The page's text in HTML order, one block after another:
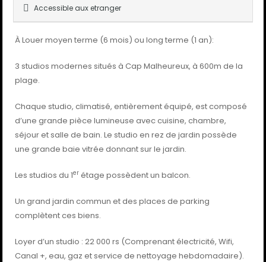
Accessible aux etranger
À Louer moyen terme (6 mois) ou long terme (1 an):
3 studios modernes situés à Cap Malheureux, à 600m de la
plage.
Chaque studio, climatisé, entièrement équipé, est composé
d’une grande pièce lumineuse avec cuisine, chambre,
séjour et salle de bain. Le studio en rez de jardin possède
une grande baie vitrée donnant sur le jardin.
Les studios du 1er étage possèdent un balcon.
Un grand jardin commun et des places de parking
complètent ces biens.
Loyer d’un studio : 22 000 rs (Comprenant électricité, Wifi,
Canal +, eau, gaz et service de nettoyage hebdomadaire).